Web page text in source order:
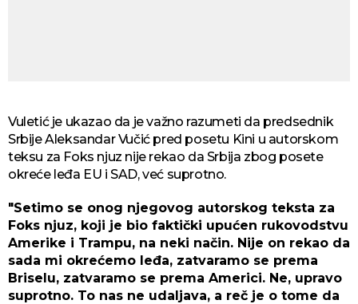
Vuletić je ukazao da je važno razumeti da predsednik
Srbije Aleksandar Vučić pred posetu Kini u autorskom
teksu za Foks njuz nije rekao da Srbija zbog posete
okreće leđa EU i SAD, već suprotno.
"Setimo se onog njegovog autorskog teksta za
Foks njuz, koji je bio faktički upućen rukovodstvu
Amerike i Trampu, na neki način. Nije on rekao da
sada mi okrećemo leđa, zatvaramo se prema
Briselu, zatvaramo se prema Americi. Ne, upravo
suprotno. To nas ne udaljava, a reč je o tome da